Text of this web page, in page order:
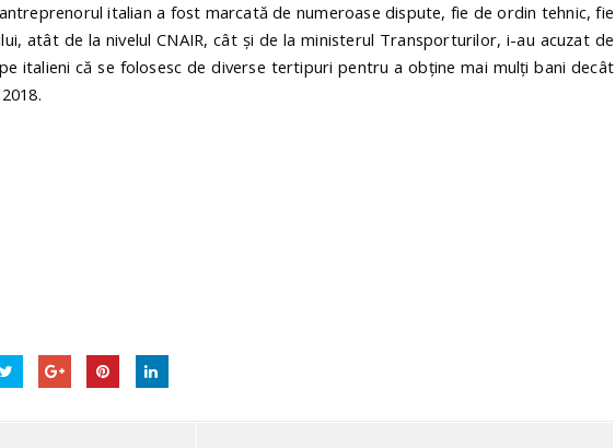
italian a fost marcată de numeroase dispute, fie de ordin tehnic, fie
atât de la nivelul CNAIR, cât și de la ministerul Transporturilor, i-au acuzat de
italieni că se folosesc de diverse tertipuri pentru a obține mai mulți bani decât